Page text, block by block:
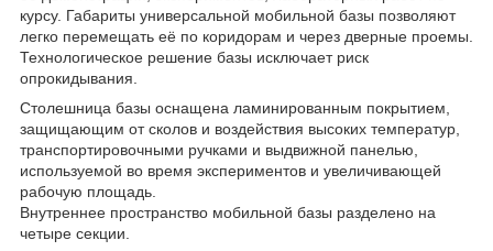
курсу. Габариты универсальной мобильной базы позволяют
легко перемещать её по коридорам и через дверные проемы.
Технологическое решение базы исключает риск
опрокидывания.
Столешница базы оснащена ламинированным покрытием,
защищающим от сколов и воздействия высоких температур,
транспортировочными ручками и выдвижной панелью,
используемой во время экспериментов и увеличивающей
рабочую площадь.
Внутреннее пространство мобильной базы разделено на
четыре секции.